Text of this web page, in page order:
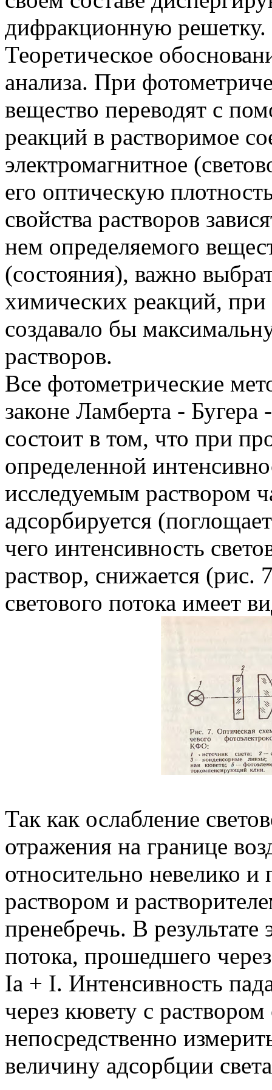
дифракционную решетку.
Теоретическое
анализа. При
вещество переводят с
реакций в растворимое
электромагнитное
его оптическую
свойства растворов
нем определяемого
(состояния), важно
химических реакций,
создавало бы
растворов.
Все фотометрические
законе Ламберта -
состоит в том, что при
определенной
исследуемым раствором
адсорбируется
чего интенсивность
раствор, снижается (рис.
светового потока имеет
Так как ослабление
отражения на границе
относительно невелико и
раствором и
пренебречь. В результате
потока, прошедшего
Ia + I. Интенсивность
через кювету с
непосредственно
величину адсорбции